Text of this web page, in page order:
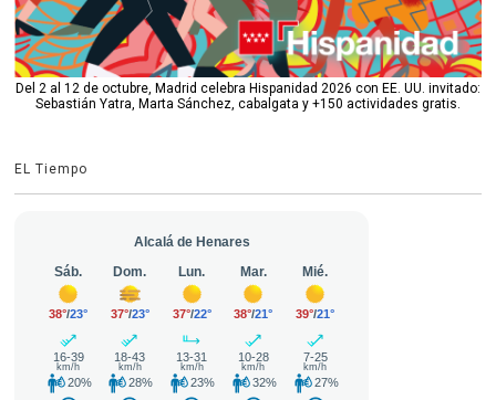
Del 2 al 12 de octubre, Madrid celebra Hispanidad 2026 con EE. UU. invitado:
Sebastián Yatra, Marta Sánchez, cabalgata y +150 actividades gratis.
EL Tiempo